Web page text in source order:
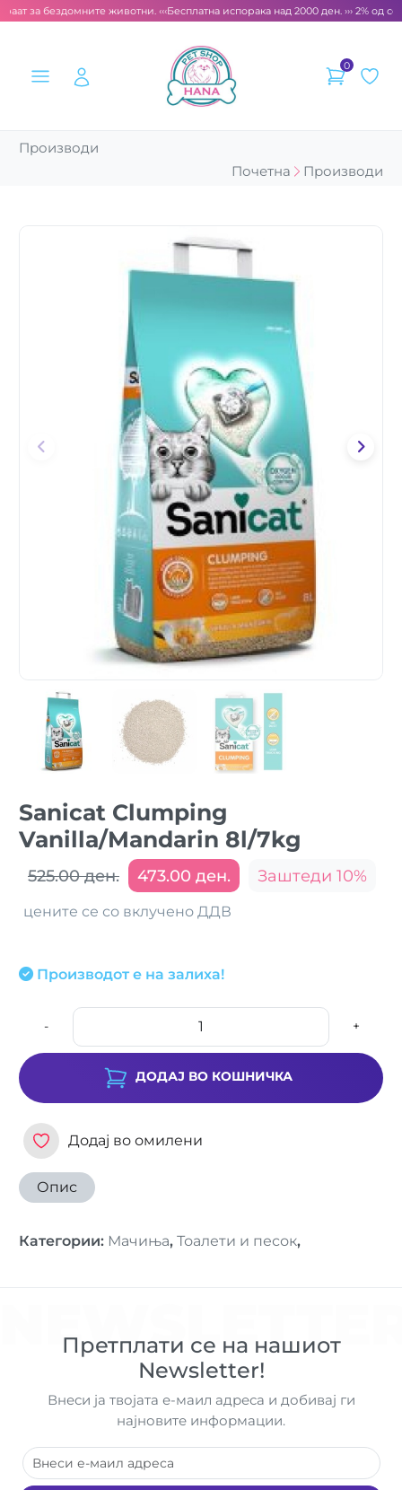
за бездомните животни. ‹‹‹Бесплатна испорака над 2000 ден. ››› 2% од
0
Производи
Почетна
Производи
Sanicat Clumping
Vanilla/Mandarin 8l/7kg
525.00 ден. 473.00 ден. Заштеди 10%
цените се со вклучено ДДВ
Производот е на залиха!
- +
ДОДАЈ ВО КОШНИЧКА
Додај во омилени
Опис
Категории: Мачиња, Тоалети и песок,
Претплати се на нашиот
Newsletter!
Внеси ја твојата е-маил адреса и добивај ги
најновите информации.